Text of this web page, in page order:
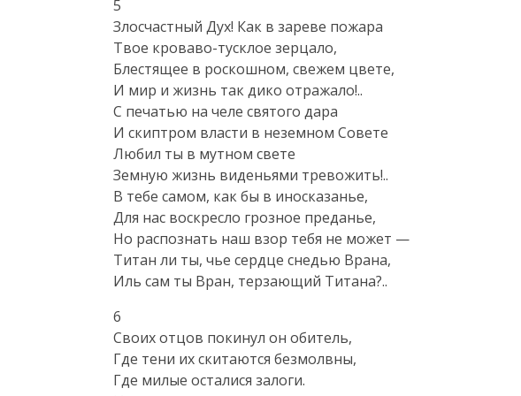
5
Злосчастный Дух! Как в зареве пожара
Твое кроваво-тусклое зерцало,
Блестящее в роскошном, свежем цвете,
И мир и жизнь так дико отражало!..
С печатью на челе святого дара
И скиптром власти в неземном Совете
Любил ты в мутном свете
Земную жизнь виденьями тревожить!..
В тебе самом, как бы в иносказанье,
Для нас воскресло грозное преданье,
Но распознать наш взор тебя не может —
Титан ли ты, чье сердце снедью Врана,
Иль сам ты Вран, терзающий Титана?..
6
Своих отцов покинул он обитель,
Где тени их скитаются безмолвны,
Где милые осталися залоги.